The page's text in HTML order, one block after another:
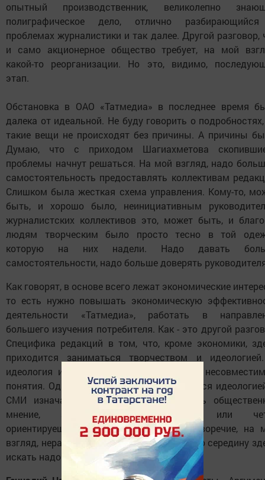
опытный производственник, великолепно
полиграфическое дело, отлично
проблемах журналистики и так далее. Другой разговор,
и само акционерное общество требует, на мой
какой-то реорганизации. Но это, видимо,
этап.
Обстановка в ОАО «Татмедиа» в последнее время
далека от идеальной. Не буду говорить о
такие вещи не происходят без причины. А причины
Думаю, что с приходом Шагиахметова
проблемы начнут решаться. На мой взгляд, надо
самостоятельность предоставлять коллективам
Слишком была жесткая схема управления. Кому-то,
быть, и хорошо было, неинициативным
журналистских коллективов это, может быть, и
людям творческим было просто тесно в той
которую на них надели. Надо давать
самостоятельности, надо больше доверять
Как говорят, в основе всего лежат экономические
то есть нужно повышать экономическую
деятельности «Татмедиа», работать в
большего изучения потребителя. Как - это другой
Специфика редакций в том, что, кроме экономики,
приходится заниматься творчеством и
идеология и коммерция - это несколько
понятия. Одно из двух: или ты занимаешься
СМИ изначально призваны формировать
мнение, заниматься воспитанием, или
ориентируешься на прибыль. Это противоречие, на
взгляд, неразрешимое, но какую-то золотую середину
искать надо.